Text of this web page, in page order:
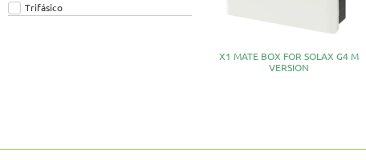
Trifásico
X1 MATE BOX FOR SOLAX G4 M
VERSION